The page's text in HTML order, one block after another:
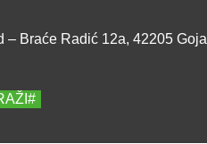
– Braće Radić 12a, 42205